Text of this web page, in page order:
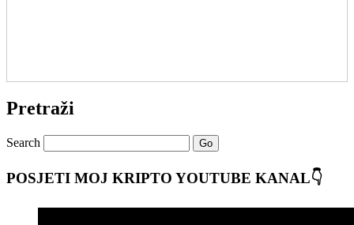
Pretraži
Search
POSJETI MOJ KRIPTO YOUTUBE KANAL👇